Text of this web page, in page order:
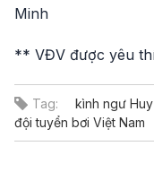
Minh
** VĐV được yêu
Tag: kình ngư
đội tuyển bơi Việt Nam